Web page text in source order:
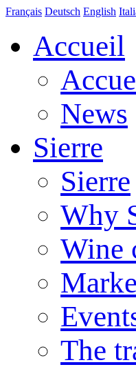
Français Deutsch English
Accueil
News
Sierre
Sierre
Why
Wine
The